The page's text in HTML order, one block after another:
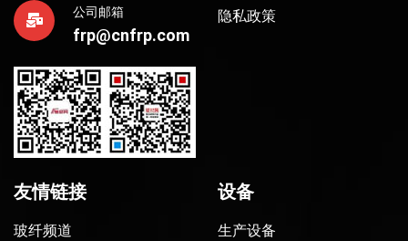
公司邮箱
frp@cnfrp.com
隐私政策
友情链接
玻纤频道
设备
生产设备